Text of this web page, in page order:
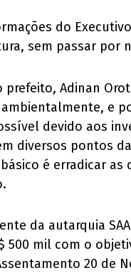
do
sem passar por
prefeito, Adinan
e
devido aos
diversos pontos
é erradicar
da autarquia
500 mil com o
20 de